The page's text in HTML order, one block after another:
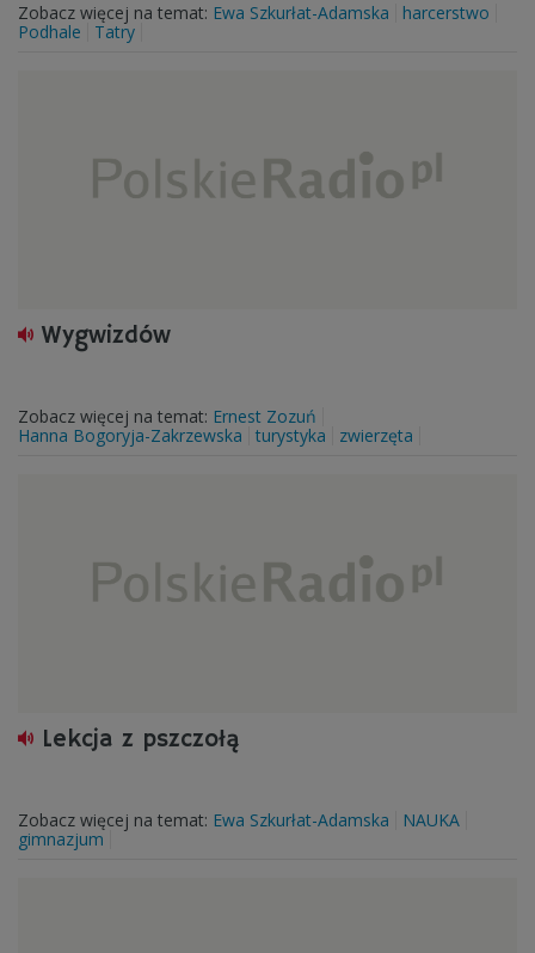
Zobacz więcej na temat: Ewa Szkurłat-Adamska
harcerstwo
Podhale
Tatry
Wygwizdów
Zobacz więcej na temat: Ernest Zozuń
Hanna Bogoryja-Zakrzewska
turystyka zwierzęta
Lekcja z pszczołą
Zobacz więcej na temat: Ewa Szkurłat-Adamska
NAUKA
gimnazjum